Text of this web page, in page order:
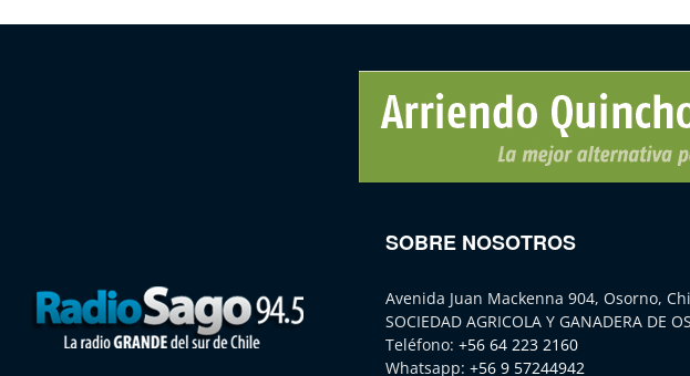
SOBRE NOSOTROS
Avenida Juan Mackenna 904, Osorno,
SOCIEDAD AGRICOLA Y GANADERA DE
Teléfono: +56 64 223 2160
Whatsapp: +56 9 57244942